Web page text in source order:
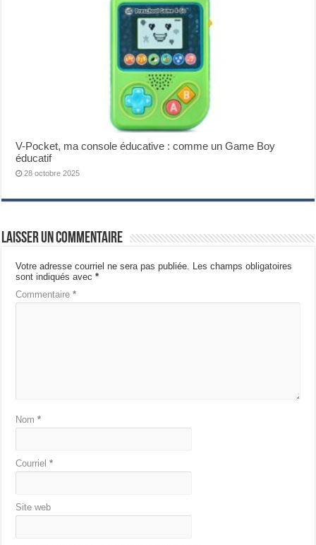
V-Pocket, ma console éducative : comme un Game Boy
éducatif
28 octobre 2025
Laisser un commentaire
Votre adresse courriel ne sera pas publiée. Les champs obligatoires
sont indiqués avec*
Commentaire*
Nom*
Courriel*
Site web